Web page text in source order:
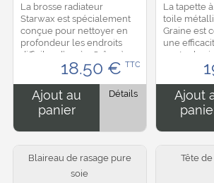
La brosse radiateur
Starwax est spécialement
conçue pour nettoyer en
profondeur les endroits
difficiles d’accès. Grâce à
son manche long et
flexible, elle permet
d’éliminer facilement la...
18.50 € TTC
Ajout au
panier
Détails
La tapette
toile
Graine est
une
contre les
Sa surface
métallique
frappe
Ajout
Blaireau de rasage pure
soie
Tête